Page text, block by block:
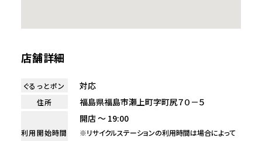
店舗詳細
ぐるっとポン 対応
住所 福島県福島市瀬上町字町尻７０－５
利用開始時間
開店 ～ 19:00
※リサイクルステーションの利用時間は場合によって